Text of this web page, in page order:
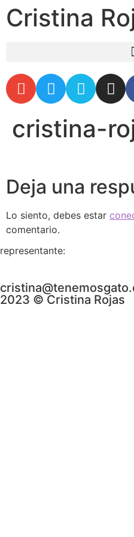
Cristina
cristina-
Deja una
Lo siento, debes estar
comentario.
representante:
2023 © Cristina Rojas